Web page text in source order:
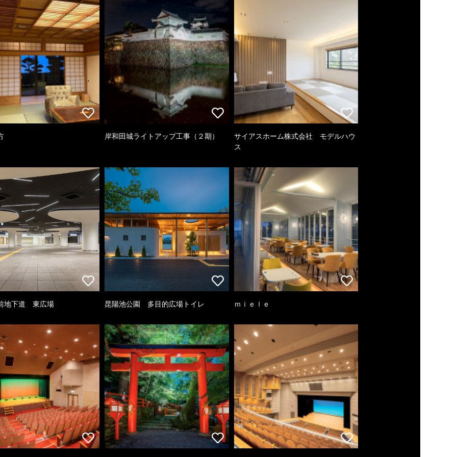
岸和田城ライトアップ工事（２期）
サイアスホーム株式会社 モデルハウ
ス
地下道 東広場 昆陽池公園 多目的広場トイレ ｍｉｅｌｅ